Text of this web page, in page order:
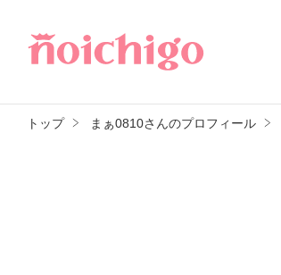
トップ まぁ0810さんのプロフィール